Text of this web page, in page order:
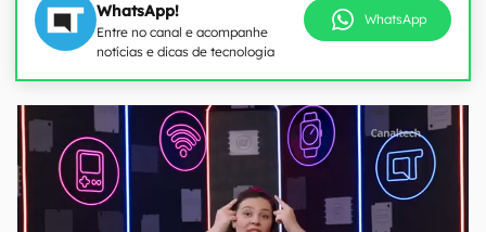
WhatsApp!
Entre no canal e acompanhe
notícias e dicas de tecnologia
WhatsApp